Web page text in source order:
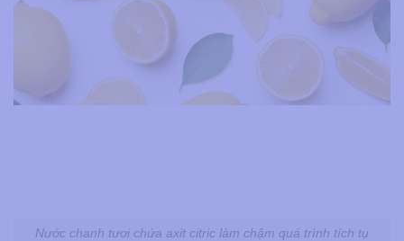
Nước chanh tươi chứa axit citric làm chậm quá trình tích tụ